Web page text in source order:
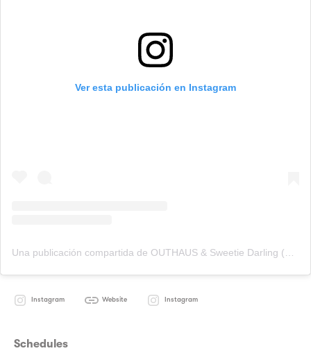
Ver esta publicación en Instagram
Una publicación compartida de OUTHAUS & Sweetie Darling (@outhaus_sweetie_darling)
Instagram Website Instagram
Schedules